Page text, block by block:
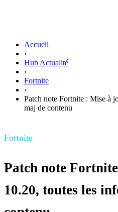
Accueil
›
Hub Actualité
›
Fortnite
›
Patch note Fortnite : Mise à
maj de contenu
Fortnite
Patch note
10.20, toutes les